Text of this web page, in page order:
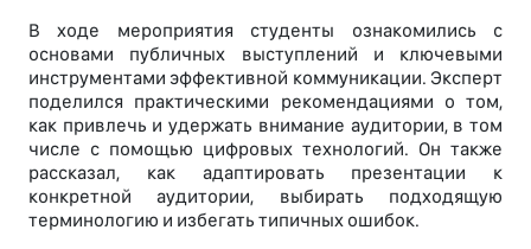
В ходе мероприятия студенты ознакомились с
основами публичных выступлений и ключевыми
инструментами эффективной коммуникации. Эксперт
поделился практическими рекомендациями о том,
как привлечь и удержать внимание аудитории, в том
числе с помощью цифровых технологий. Он также
рассказал, как адаптировать презентации к
конкретной аудитории, выбирать подходящую
терминологию и избегать типичных ошибок.